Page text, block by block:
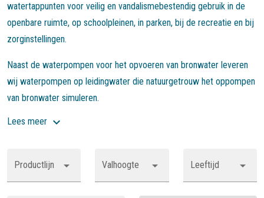
watertappunten voor veilig en vandalismebestendig gebruik in de
openbare ruimte, op schoolpleinen, in parken, bij de recreatie en bij
zorginstellingen.
Naast de waterpompen voor het opvoeren van bronwater leveren
wij waterpompen op leidingwater die natuurgetrouw het oppompen
van bronwater simuleren.
Lees meer
Productlijn Valhoogte Leeftijd